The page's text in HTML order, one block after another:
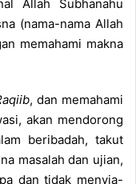
Allah Subhanahu
(nama-nama Allah
memahami makna
, dan memahami
akan mendorong
beribadah, takut
masalah dan ujian,
dan tidak menyia-